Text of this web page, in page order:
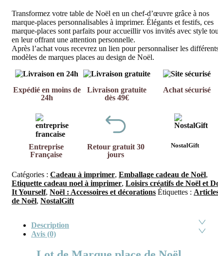
Transformez votre table de Noël en un chef-d’œuvre grâce à nos
marque-places personnalisables à imprimer. Élégants et festifs, ces
marque-places sont parfaits pour accueillir vos invités avec style
en leur offrant une attention personnelle.
Après l’achat vous recevrez un lien pour personnaliser les
modèles de marques places au design de Noël.
Expédié en moins de
24h
Livraison gratuite
dès 49€
Achat sécurisé
Entreprise
Française
Retour gratuit 30
jours
NostalGift
Catégories : Cadeau à imprimer, Emballage cadeau de Noël,
Etiquette cadeau noel à imprimer, Loisirs créatifs de Noël et
It Yourself, Noël : Accessoires et décorations Étiquettes :
de Noël, NostalGift
Description
Avis (0)